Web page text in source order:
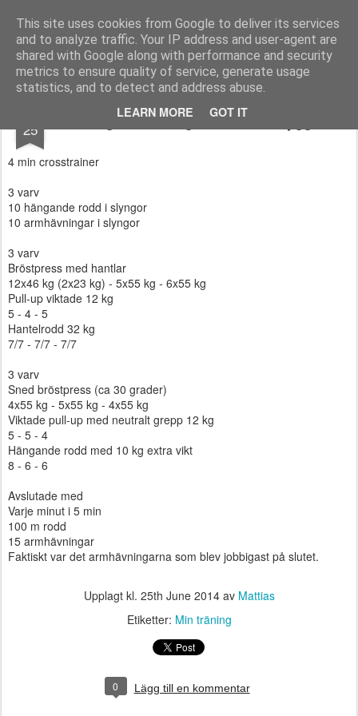
This site uses cookies from Google to deliver its services
and to analyze traffic. Your IP address and user-agent are
shared with Google along with performance and security
metrics to ensure quality of service, generate usage
statistics, and to detect and address abuse.
LEARN MORE GOT IT
Functional Fitness by Mattias - Träningsinspiration & träningsfilmer
Pages
25 Dagens träning - Bröst och rygg
4 min crosstrainer
3 varv
10 hängande rodd i slyngor
10 armhävningar i slyngor
3 varv
Bröstpress med hantlar
12x46 kg (2x23 kg) - 5x55 kg - 6x55 kg
Pull-up viktade 12 kg
5 - 4 - 5
Hantelrodd 32 kg
7/7 - 7/7 - 7/7
3 varv
Sned bröstpress (ca 30 grader)
4x55 kg - 5x55 kg - 4x55 kg
Viktade pull-up med neutralt grepp 12 kg
5 - 5 - 4
Hängande rodd med 10 kg extra vikt
8 - 6 - 6
Avslutade med
Varje minut i 5 min
100 m rodd
15 armhävningar
Faktiskt var det armhävningarna som blev jobbigast på slutet.
Upplagt kl. 25th June 2014av Mattias
Etiketter: Min träning
0 Lägg till en kommentar